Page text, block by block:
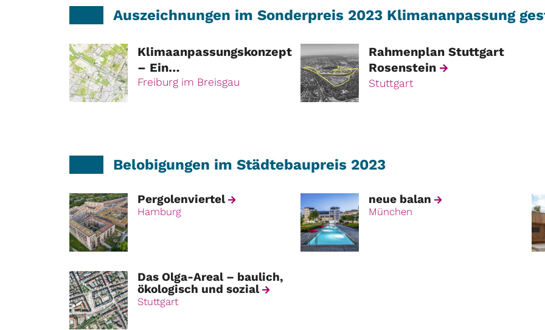
Auszeichnungen im Sonderpreis 2023 Klimananpassung
Klimaanpassungskonzept
– Ein
Entwicklungskonzept für
Freiburg im Breisgau
Rahmenplan Stuttgart
Rosenstein
Stuttgart
Belobigungen im Städtebaupreis 2023
Pergolenviertel
Hamburg
neue balan
München
Das Olga-Areal – baulich,
ökologisch und sozial
Stuttgart